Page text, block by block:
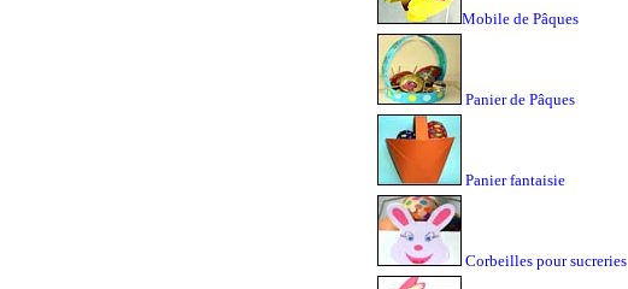
Mobile de Pâques
Panier de Pâques
Panier fantaisie
Corbeilles pour sucreries